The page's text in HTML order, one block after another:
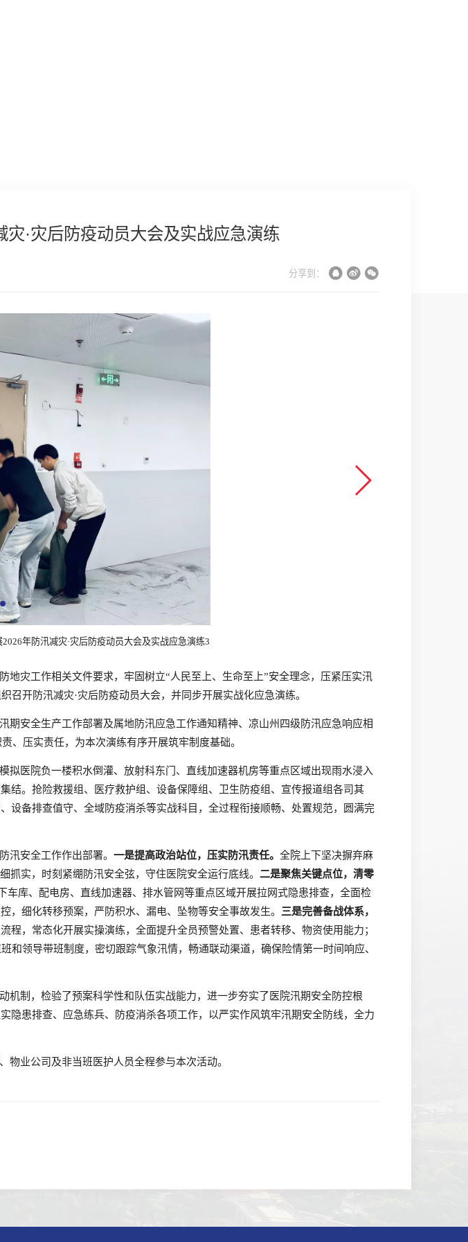
·灾后防疫动员大会及实战应急演练
分享到：
年防汛减灾·灾后防疫动员大会及实战应急演练3
地灾工作相关文件要求，牢固树立“人民至上、生命至上”安全理念，压紧压实汛
开防汛减灾·灾后防疫动员大会，并同步开展实战化应急演练。
安全生产工作部署及属地防汛应急工作通知精神、凉山州四级防汛应急响应相
、压实责任，为本次演练有序开展筑牢制度基础。
医院负一楼积水倒灌、放射科东门、直线加速器机房等重点区域出现雨水浸入
结。抢险救援组、医疗救护组、设备保障组、卫生防疫组、宣传报道组各司其
设备排查值守、全域防疫消杀等实战科目，全过程衔接顺畅、处置规范，圆满完
汛安全工作作出部署。一是提高政治站位，压实防汛责任。全院上下坚决摒弃麻
抓实，时刻紧绷防汛安全弦，守住医院安全运行底线。二是聚焦关键点位，清零
库、配电房、直线加速器、排水管网等重点区域开展拉网式隐患排查，全面检
细化转移预案，严防积水、漏电、坠物等安全事故发生。 三是完善备战体系，
，常态化开展实操演练，全面提升全员预警处置、患者转移、物资使用能力；
和领导带班制度，密切跟踪气象汛情，畅通联动渠道，确保险情第一时间响应、
制，检验了预案科学性和队伍实战能力，进一步夯实了医院汛期安全防控根
隐患排查、应急练兵、防疫消杀各项工作，以严实作风筑牢汛期安全防线，全力
业公司及非当班医护人员全程参与本次活动。